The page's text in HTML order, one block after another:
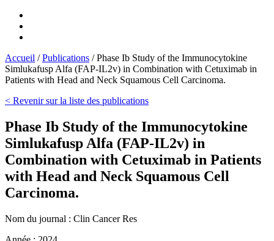
Accueil /Publications /Phase Ib Study of the Immunocytokine
Simlukafusp Alfa (FAP-IL2v) in Combination with Cetuximab in
Patients with Head and Neck Squamous Cell Carcinoma.
< Revenir sur la liste des publications
Phase Ib Study of the Immunocytokine
Simlukafusp Alfa (FAP-IL2v) in
Combination with Cetuximab in Patients
with Head and Neck Squamous Cell
Carcinoma.
Nom du journal : Clin Cancer Res